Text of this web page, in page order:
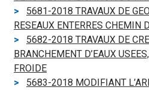
5681-2018 TRAVAUX DE
RESEAUX ENTERRES CHEMIN
5682-2018 TRAVAUX DE
BRANCHEMENT D’EAUX
FROIDE
5683-2018 MODIFIANT